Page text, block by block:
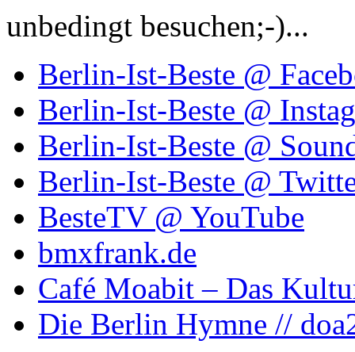
unbedingt besuchen;-)...
Berlin-Ist-Beste @
Berlin-Ist-Beste @
Berlin-Ist-Beste @
Berlin-Ist-Beste @
BesteTV @ YouTube
bmxfrank.de
Café Moabit – Das
Die Berlin Hymne //